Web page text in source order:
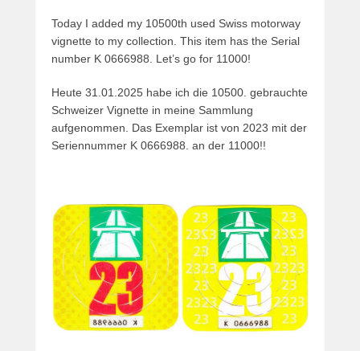
Today I added my 10500th used Swiss motorway
vignette to my collection. This item has the Serial
number K 0666988. Let’s go for 11000!
Heute 31.01.2025 habe ich die 10500. gebrauchte
Schweizer Vignette in meine Sammlung
aufgenommen. Das Exemplar ist von 2023 mit der
Seriennummer K 0666988. an der 11000!!